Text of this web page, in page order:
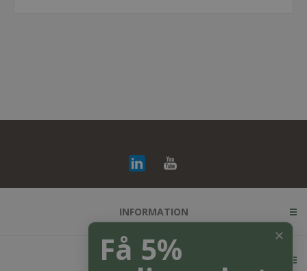
INFORMATION
KUNDESERVICE
✕
Få 5%